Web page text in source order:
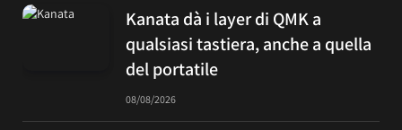
Kanata dà i layer di QMK a
qualsiasi tastiera, anche a quella
del portatile
08/08/2026